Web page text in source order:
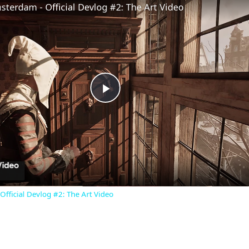
Play
Video
- Official Devlog #2: The Art Video
Devlog #2: The Art Video